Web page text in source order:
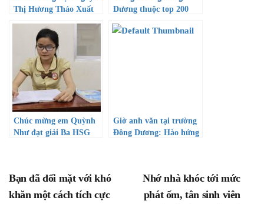
Thị Hương Thảo Xuất
Vật Lý
Dương thuộc top 200
Chúc mừng em Quỳnh
Như đạt giải Ba HSG
Giờ anh văn tại trường
Đông Dương: Hào hứng
Bạn đã đối mặt với khó
khăn một cách tích cực
Nhớ nhà khóc tới mức
phát ốm, tân sinh viên